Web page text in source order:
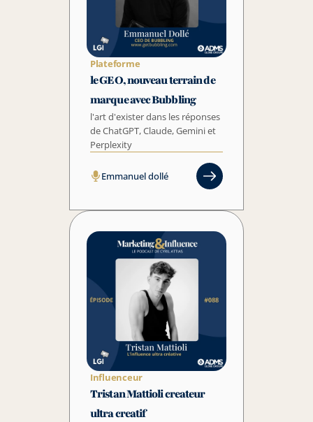
Plateforme
le GEO, nouveau terrain de
marque avec Bubbling
l'art d'exister dans les réponses
de ChatGPT, Claude, Gemini et
Perplexity
Emmanuel dollé
Influenceur
Tristan Mattioli createur
ultra creatif